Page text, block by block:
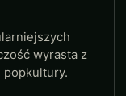
wyrasta z